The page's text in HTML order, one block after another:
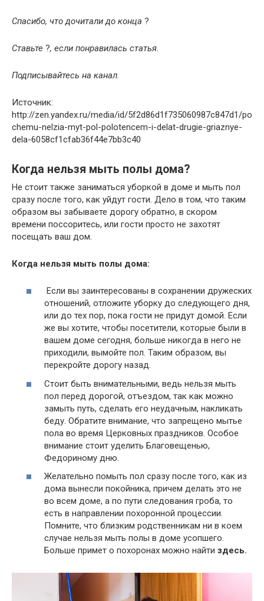
Спасибо, что дочитали до конца ?
Ставьте ?, если понравилась статья.
Подписывайтесь на канал.
Источник:
http://zen.yandex.ru/media/id/5f2d86d1f735060987c847d1/po
chemu-nelzia-myt-pol-polotencem-i-delat-drugie-griaznye-
dela-6058cf1cfab36f44e7bb3c40
Когда нельзя мыть полы дома?
Не стоит также заниматься уборкой в доме и мыть пол
сразу после того, как уйдут гости. Дело в том, что таким
образом вы забываете дорогу обратно, в скором
времени поссоритесь, или гости просто не захотят
посещать ваш дом.
Когда нельзя мыть полы дома:
Если вы заинтересованы в сохранении дружеских
отношений, отложите уборку до следующего дня,
или до тех пор, пока гости не придут домой. Если
же вы хотите, чтобы посетители, которые были в
вашем доме сегодня, больше никогда в него не
приходили, вымойте пол. Таким образом, вы
перекройте дорогу назад.
Стоит быть внимательными, ведь нельзя мыть
пол перед дорогой, отъездом, так как можно
замыть путь, сделать его неудачным, накликать
беду. Обратите внимание, что запрещено мытье
пола во время Церковных праздников. Особое
внимание стоит уделить Благовещенью,
Федориному дню.
Желательно помыть пол сразу после того, как из
дома вынесли покойника, причем делать это не
во всем доме, а по пути следования гроба, то
есть в направлении похоронной процессии.
Помните, что близким родственникам ни в коем
случае нельзя мыть полы в доме усопшего.
Больше примет о похоронах можно найти здесь.